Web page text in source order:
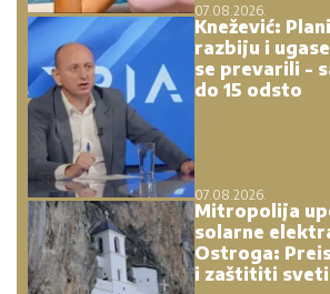
07.08.2026.
Knežević:
razbiju i
se prevarili -
do 15 odsto
07.08.2026.
Mitropolija
solarne
Ostroga:
i zaštititi